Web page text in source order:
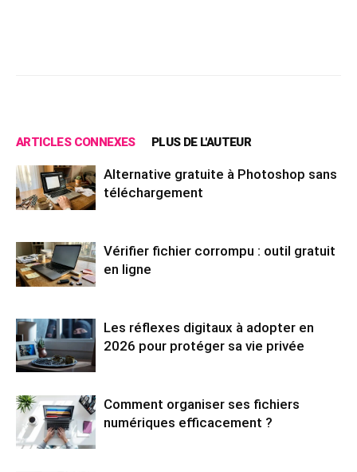
ARTICLES CONNEXES PLUS DE L'AUTEUR
Alternative gratuite à Photoshop sans
téléchargement
Vérifier fichier corrompu : outil gratuit
en ligne
Les réflexes digitaux à adopter en
2026 pour protéger sa vie privée
Comment organiser ses fichiers
numériques efficacement ?